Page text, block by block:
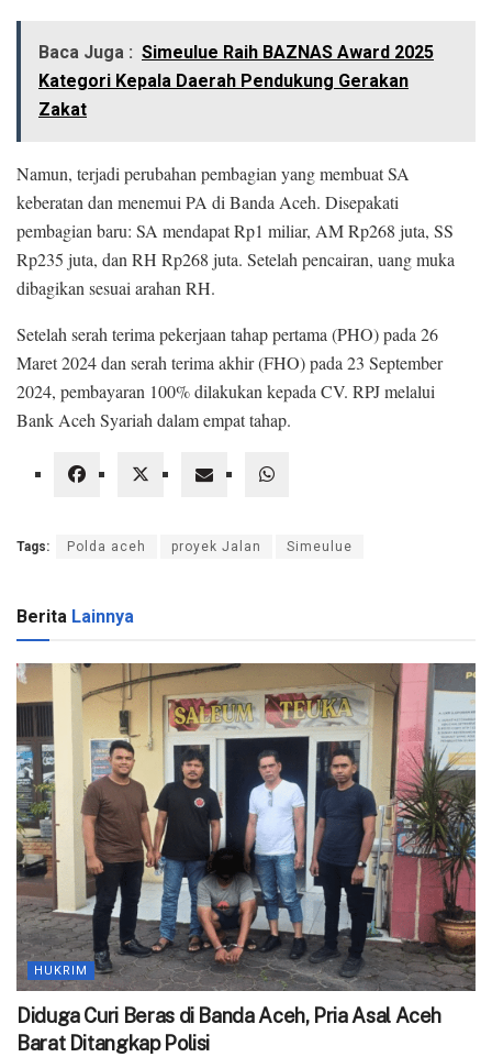
Baca Juga : Simeulue Raih BAZNAS Award 2025
Kategori Kepala Daerah Pendukung Gerakan
Zakat
Namun, terjadi perubahan pembagian yang membuat SA
keberatan dan menemui PA di Banda Aceh. Disepakati
pembagian baru: SA mendapat Rp1 miliar, AM Rp268 juta, SS
Rp235 juta, dan RH Rp268 juta. Setelah pencairan, uang muka
dibagikan sesuai arahan RH.
Setelah serah terima pekerjaan tahap pertama (PHO) pada 26
Maret 2024 dan serah terima akhir (FHO) pada 23 September
2024, pembayaran 100% dilakukan kepada CV. RPJ melalui
Bank Aceh Syariah dalam empat tahap.
Tags: Polda aceh proyek Jalan Simeulue
Berita Lainnya
HUKRIM
‎Diduga Curi Beras di Banda Aceh, Pria Asal Aceh
Barat Ditangkap Polisi